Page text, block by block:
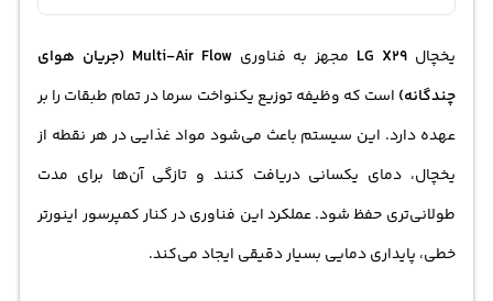
یخچالLG X29 مجهز به فناوری
Multi-Air Flow (جریان هوای
چندگانه) است که وظیفه توزیع یکنواخت سرما در تمام طبقات را بر
عهده دارد. این سیستم باعث می‌شود مواد غذایی در هر نقطه از
یخچال، دمای یکسانی دریافت کنند و تازگی آن‌ها برای مدت
طولانی‌تری حفظ شود. عملکرد این فناوری در کنار کمپرسور اینورتر
خطی، پایداری دمایی بسیار دقیقی ایجاد می‌کند.